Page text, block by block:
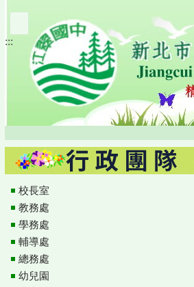
跳
主
:::
校長室
教務處
學務處
輔導處
總務處
幼兒園